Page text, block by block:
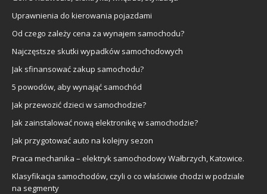
Uprawnienia do kierowania pojazdami
Od czego zależy cena za wynajem samochodu?
Najczęstsze skutki wypadków samochodowych
Jak sfinansować zakup samochodu?
5 powodów, aby wynająć samochód
Jak przewozić dzieci w samochodzie?
Jak zainstalować nową elektronikę w samochodzie?
Jak przygotować auto na kolejny sezon
Praca mechanika – elektryk samochodowy Wałbrzych, Katowice.
Klasyfikacja samochodów, czyli o co właściwie chodzi w podziale
na segmenty